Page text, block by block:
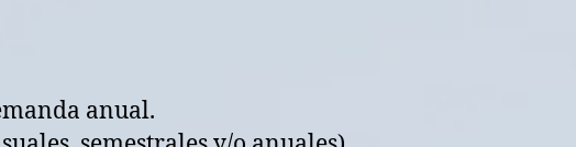
anual.